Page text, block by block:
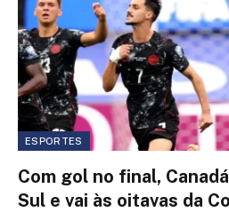
ESPORTES
Com gol no final,
Sul e vai às oitavas da